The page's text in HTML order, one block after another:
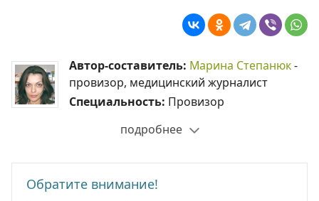
Автор-составитель: Марина Степанюк-
провизор, медицинский журналист
Специальность: Провизор
подробнее
Обратите внимание!